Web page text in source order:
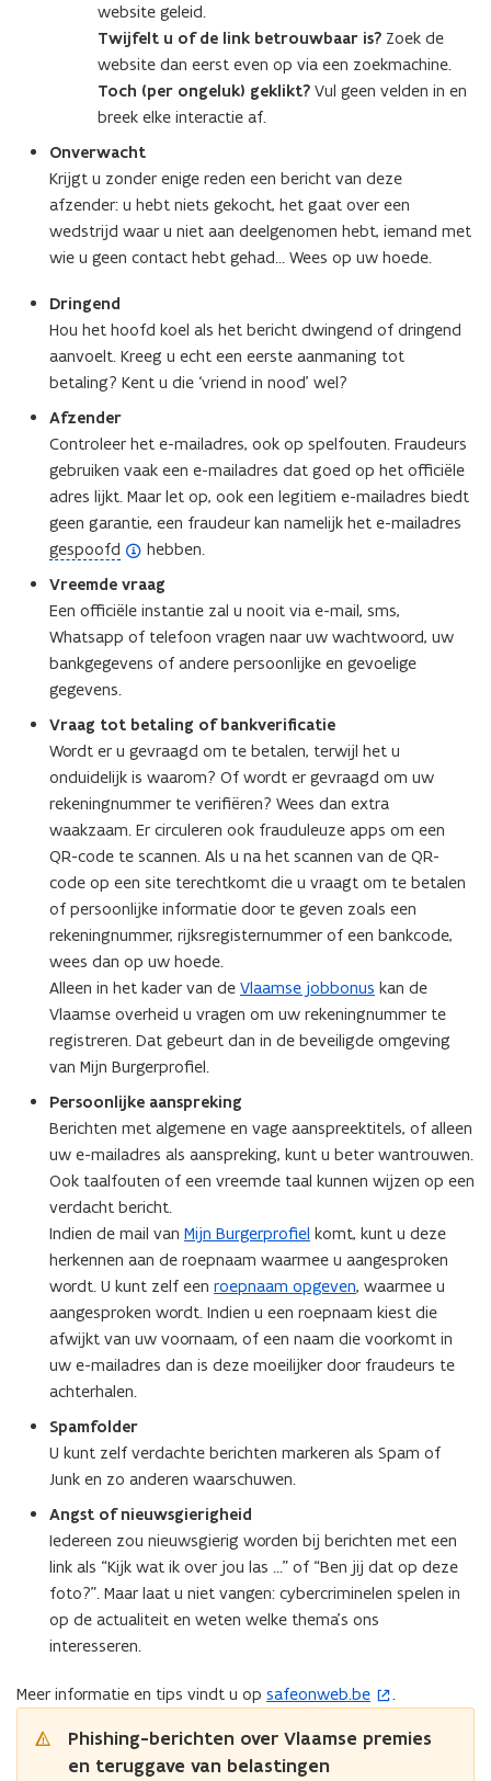
website geleid.
Twijfelt u of de link betrouwbaar is? Zoek de
website dan eerst even op via een zoekmachine.
Toch (per ongeluk) geklikt? Vul geen velden in en
breek elke interactie af.
Onverwacht
Krijgt u zonder enige reden een bericht van deze
afzender: u hebt niets gekocht, het gaat over een
wedstrijd waar u niet aan deelgenomen hebt, iemand met
wie u geen contact hebt gehad… Wees op uw hoede.
Dringend
Hou het hoofd koel als het bericht dwingend of dringend
aanvoelt. Kreeg u echt een eerste aanmaning tot
betaling? Kent u die ‘vriend in nood’ wel?
Afzender
Controleer het e-mailadres, ook op spelfouten. Fraudeurs
gebruiken vaak een e-mailadres dat goed op het officiële
adres lijkt. Maar let op, ook een legitiem e-mailadres biedt
geen garantie, een fraudeur kan namelijk het e-mailadres
gespoofd
(
o
p
e
n
e
f
i
n
i
t
i
e
)
hebben.
Vreemde vraag
Een officiële instantie zal u nooit via e-mail, sms,
Whatsapp of telefoon vragen naar uw wachtwoord, uw
bankgegevens of andere persoonlijke en gevoelige
gegevens.
Vraag tot betaling of bankverificatie
Wordt er u gevraagd om te betalen, terwijl het u
onduidelijk is waarom? Of wordt er gevraagd om uw
rekeningnummer te verifiëren? Wees dan extra
waakzaam. Er circuleren ook frauduleuze apps om een
QR-code te scannen. Als u na het scannen van de QR-
code op een site terechtkomt die u vraagt om te betalen
of persoonlijke informatie door te geven zoals een
rekeningnummer, rijksregisternummer of een bankcode,
wees dan op uw hoede.
Alleen in het kader van de Vlaamse jobbonus kan de
Vlaamse overheid u vragen om uw rekeningnummer te
registreren. Dat gebeurt dan in de beveiligde omgeving
van Mijn Burgerprofiel.
Persoonlijke aanspreking
Berichten met algemene en vage aanspreektitels, of alleen
uw e-mailadres als aanspreking, kunt u beter wantrouwen.
Ook taalfouten of een vreemde taal kunnen wijzen op een
verdacht bericht.
Indien de mail van Mijn Burgerprofiel komt, kunt u deze
herkennen aan de roepnaam waarmee u aangesproken
wordt. U kunt zelf een roepnaam opgeven, waarmee u
aangesproken wordt. Indien u een roepnaam kiest die
afwijkt van uw voornaam, of een naam die voorkomt in
uw e-mailadres dan is deze moeilijker door fraudeurs te
achterhalen.
Spamfolder
U kunt zelf verdachte berichten markeren als Spam of
Junk en zo anderen waarschuwen.
Angst of nieuwsgierigheid
Iedereen zou nieuwsgierig worden bij berichten met een
link als “Kijk wat ik over jou las ...” of “Ben jij dat op deze
foto?”. Maar laat u niet vangen: cybercriminelen spelen in
op de actualiteit en weten welke thema’s ons
interesseren.
Meer informatie en tips vindt u op safeonweb.be
(
p
e
.
Phishing-berichten over Vlaamse premies
en teruggave van belastingen